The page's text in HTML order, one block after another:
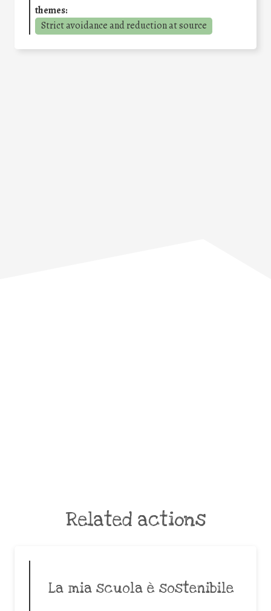
themes:
Strict avoidance and reduction at source
Related actions
La mia scuola è sostenibile